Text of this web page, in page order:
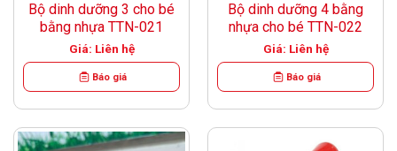
Bộ dinh dưỡng 3 cho bé
bằng nhựa TTN-021
Giá: Liên hệ
Báo giá
Bộ dinh dưỡng 4 bằng
nhựa cho bé TTN-022
Giá: Liên hệ
Báo giá